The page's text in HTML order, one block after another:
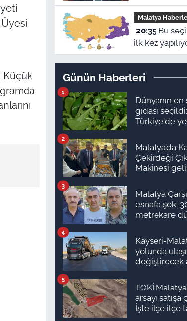
Küçük
suçlamalara
gösterdi:
Malatya
20:35Bu seçim anketi
ilk kez
Yeni Parti’yi
sonuç ne
Günün Haberleri
Dünyanın en
gıdası seçildi:
Türkiye'de
bakmıyor
1
Malatya’da
Çekirdeği
Makinesi
2
Malatya
esnafa şok:
metrekare
3
Kayseri-
yolunda
değiştirecek
4
TOKİ
arsayı satışa
İşte ilçe ilçe
5